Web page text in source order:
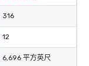
316
12
6,696 平方英尺